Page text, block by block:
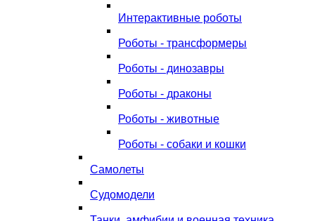
Интерактивные роботы
Роботы - трансформеры
Роботы - динозавры
Роботы - драконы
Роботы - животные
Роботы - собаки и кошки
Самолеты
Судомодели